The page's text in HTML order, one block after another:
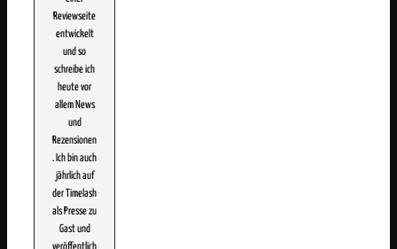
Reviewseite
entwickelt
und so
schreibe ich
heute vor
allem News
und
Rezensionen
. Ich bin auch
jährlich auf
der Timelash
als Presse zu
Gast und
veröffentlich